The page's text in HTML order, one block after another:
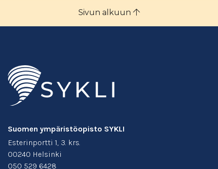
Sivun alkuun
Suomen ympäristöopisto SYKLI
Esterinportti 1, 3. krs.
00240 Helsinki
050 529 6428